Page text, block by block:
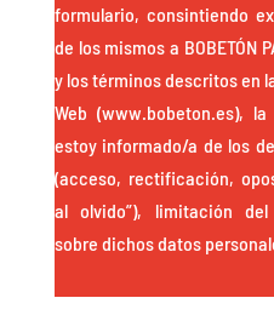
formulario, consintiendo
de los mismos a BOBETÓN
y los términos descritos en
Web (www.bobeton.es),
estoy informado/a de los
(acceso, rectificación,
al olvido”), limitación
sobre dichos datos